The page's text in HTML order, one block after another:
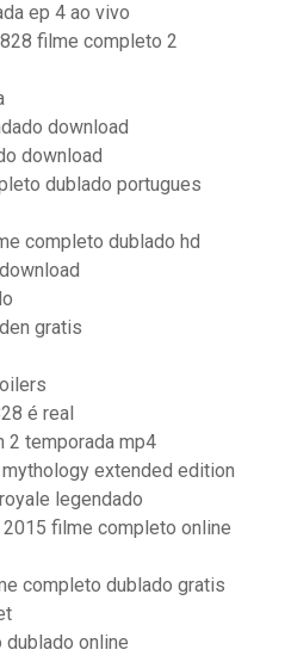
ep 4 ao vivo
filme completo 2
download
download
dublado portugues
completo dublado hd
gratis
é real
2 temporada mp4
extended edition
legendado
filme completo online
completo dublado gratis
online